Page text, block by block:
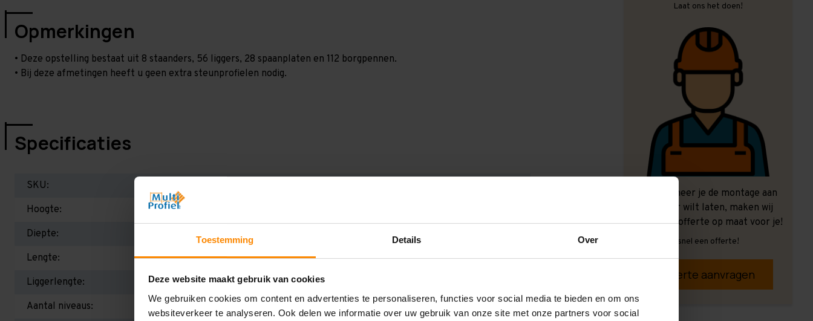
Toestemming Details Over
Deze website maakt gebruik van cookies
We gebruiken cookies om content en advertenties te personaliseren, functies voor social media te bieden en om ons
websiteverkeer te analyseren. Ook delen we informatie over uw gebruik van onze site met onze partners voor social
Opmerkingen
• Deze opstelling bestaat uit 8 staanders, 56 liggers, 28 spaanplaten en 112 borgpennen.
• Bij deze afmetingen heeft u geen extra steunprofielen nodig.
Specificaties
SKU:
Hoogte:
Diepte:
Lengte:
8.800 mm
Liggerlengte:
1.200 mm
Aantal niveaus:
Laat ons het doen!
Ook wanneer je de montage aan
ons over wilt laten, maken wij
graag een offerte op maat voor je!
Vrijblijvend, snel een offerte!
Offerte aanvragen